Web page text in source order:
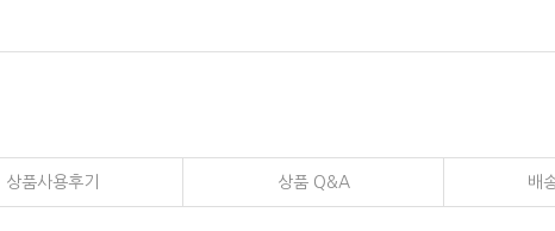
상품사용후기 상품 Q&A 배